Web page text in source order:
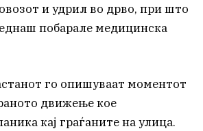
и удрил во дрво, при што
побарале медицинска
го опишуваат моментот
движење кое
кај граѓаните на улица.